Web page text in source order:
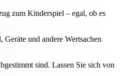
zum Kinderspiel – egal, ob es
und andere Wertsachen
sind. Lassen Sie sich von